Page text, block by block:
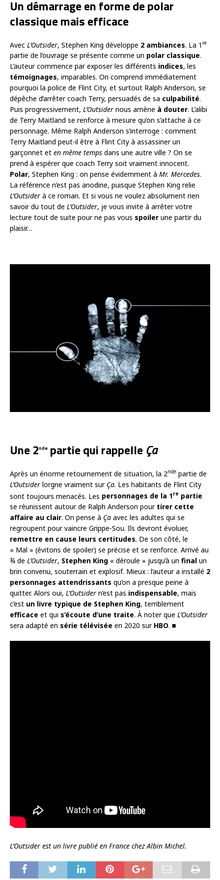
Un démarrage en forme de polar
classique mais efficace
Avec L’Outsider, Stephen King développe 2 ambiances. La 1 re
partie de l’ouvrage se présente comme un polar classique.
L’auteur commence par exposer les différents indices, les
témoignages, imparables. On comprend immédiatement
pourquoi la police de Flint City, et surtout Ralph Anderson, se
dépêche d’arrêter coach Terry, persuadés de sa culpabilité.
Puis progressivement, L’Outsider nous amène à douter. L’alibi
de Terry Maitland se renforce à mesure qu’on s’attache à ce
personnage. Même Ralph Anderson s’interroge : comment
Terry Maitland peut-il être à Flint City à assassiner un
garçonnet et en même temps dans une autre ville ? On se
prend à espérer que coach Terry soit vraiment innocent.
Polar, Stephen King : on pense évidemment à Mr. Mercedes.
La référence n’est pas anodine, puisque Stephen King relie
L’Outsider à ce roman. Et si vous ne voulez absolument rien
savoir du tout de L’Outsider, je vous invite à arrêter votre
lecture tout de suite pour ne pas vous spoiler une partir du
plaisir…
Une 2nde partie qui rappelleÇa
Après un énorme retournement de situation, la 2nde partie de
L’Outsider lorgne vraiment sur Ça. Les habitants de Flint City
sont toujours menacés. Les personnages de la 1re partie
se réunissent autour de Ralph Anderson pour tirer cette
affaire au clair. On pense à Ça avec les adultes qui se
regroupent pour vaincre Grippe-Sou. Ils devront évoluer,
remettre en cause leurs certitudes. De son côté, le
« Mal » (évitons de spoiler) se précise et se renforce. Arrivé au
¾ de L’Outsider, Stephen King « déroule » jusqu’à un final un
brin convenu, souterrain et explosif. Mieux : l’auteur a installé 2
personnages attendrissants qu’on a presque peine à
quitter. Alors oui, L’Outsider n’est pas indispensable, mais
c’est un livre typique de Stephen King, terriblement
efficace et qui s’écoute d’une traite. À noter que L’Outsider
sera adapté en série télévisée en 2020 sur HBO. ■
L’Outsider est un livre publié en France chez Albin Michel.